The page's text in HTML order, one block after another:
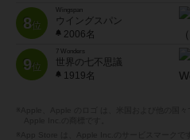
8位
Wingspan
ウイングスパン
2006名
9位
7 Wonders
世界の七不思議
1919名